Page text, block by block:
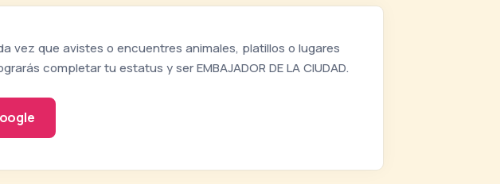
vez que avistes o encuentres animales, platillos o lugares
completar tu estatus y ser EMBAJADOR DE LA CIUDAD.